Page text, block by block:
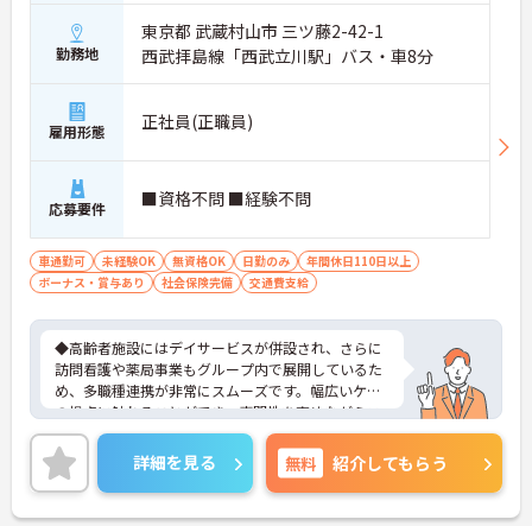
勤務地
東京都 武蔵村山市 三ツ藤2-42-1
西武拝島線「西武立川駅」バス・車8分
雇用形態 正社員(正職員)
応募要件 ■資格不問 ■経験不問
車通勤可 未経験OK 無資格OK 日勤のみ
年間休日110日以上
ボーナス・賞与あり
社会保険完備 交通費支給
◆高齢者施設にはデイサービスが併設され、さらに
訪問看護や薬局事業もグループ内で展開しているた
め、多職種連携が非常にスムーズです。幅広いケア
の視点に触れることができ、専門性を高めながらス
キルアップできる土壌があります。
◆「学びたい」という意欲を全力で応援する職場で
す。資格取得支援制度を利用すれば、介護職員初任
者研修や実務者研修などの費用を会社負担で取得可
能です。資格を取得するごとにしっかりと給与に反
詳細を見る 無料 紹介してもらう